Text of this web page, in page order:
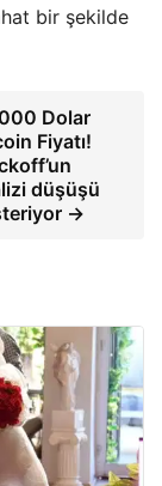
bir şekilde
Dolar
Fiyatı!
düşüşü
→